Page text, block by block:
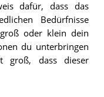
dafür, dass das
Bedürfnisse
oder klein dein
du unterbringen
groß, dass dieser